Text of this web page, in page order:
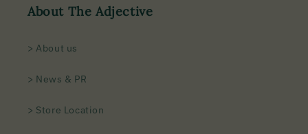
About The Adjective
> About us
> News & PR
> Store Location